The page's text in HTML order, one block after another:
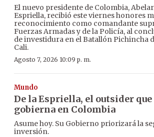
El nuevo presidente de Colombia,
Espriella, recibió este viernes honores
reconocimiento como comandante
Fuerzas Armadas y de la Policía, al
de investidura en el Batallón Pichincha
Cali.
Agosto 7, 2026 10:09 p. m.
Mundo
De la Espriella, el outsider que
gobierna en Colombia
Asume hoy. Su Gobierno priorizará la
inversión.